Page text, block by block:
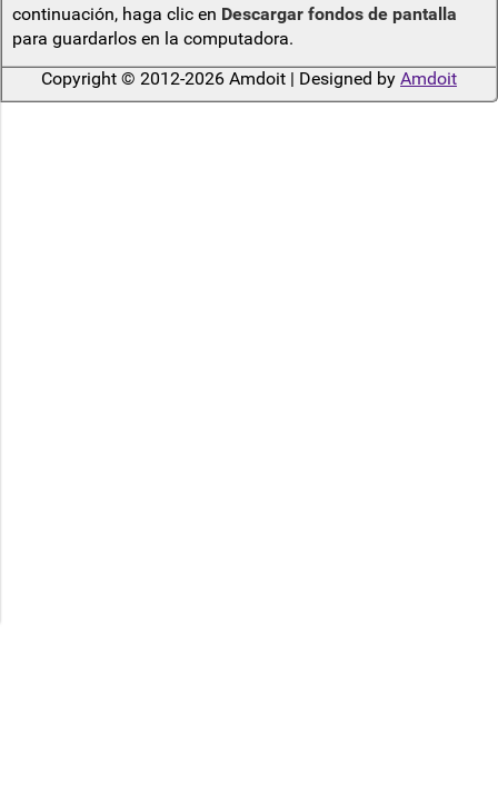
continuación, haga clic en Descargar fondos de pantalla
para guardarlos en la computadora.
Copyright © 2012-2026 Amdoit | Designed by Amdoit